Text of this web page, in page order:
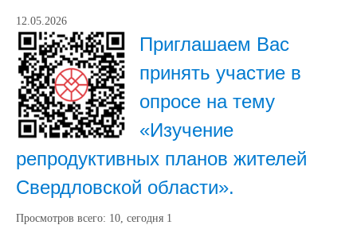
12.05.2026
Приглашаем Вас
принять участие в
опросе на тему
«Изучение
репродуктивных планов жителей
Свердловской области».
Просмотров всего: 10, сегодня 1